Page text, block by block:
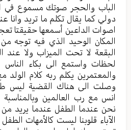
الباب والحجر صوتك مسموع في
دولي كما يقال تكلم ما تريد وانا
اصوات الداعين أسمعها حقيقتا
المكان الوحيد الذي فيه توجه
البقعة لا تحت الميزاب ولا
لحظات واستمع الى بكاء
والمعتمرين يكلم ربه كلام
وصلت الى هناك القضية ليس
انس مع رب العالمين وبالمناسبة
نحن عندما الطفل عندما يريد من
الآباء قلوبنا ليست كالأمهات